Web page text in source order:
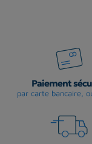
Paiement
par carte bancaire,